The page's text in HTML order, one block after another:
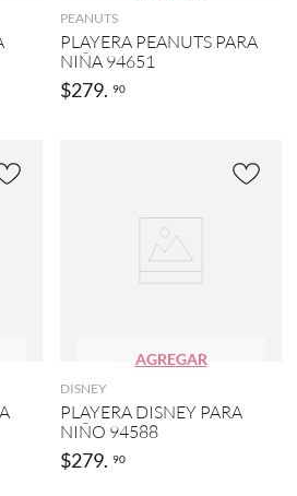
PEANUTS
PLAYERA PEANUTS PARA
NIÑA 94651
$279. 90
AGREGAR
DISNEY
PLAYERA DISNEY PARA
NIÑO 94588
$279. 90